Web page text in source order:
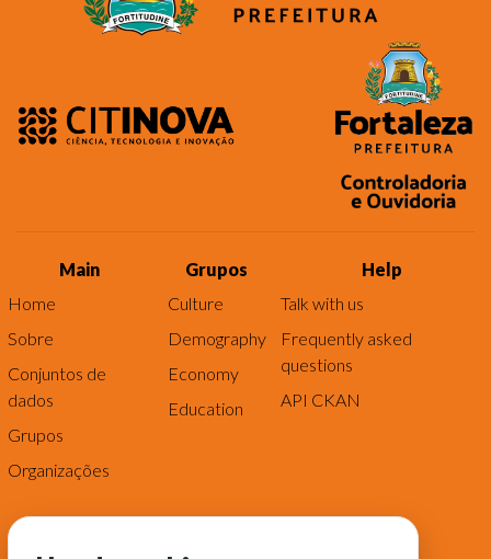
Main
Home
Sobre
Conjuntos de
dados
Grupos
Organizações
Grupos
Culture
Demography
Economy
Education
Help
Talk with us
Frequently asked
questions
API CKAN